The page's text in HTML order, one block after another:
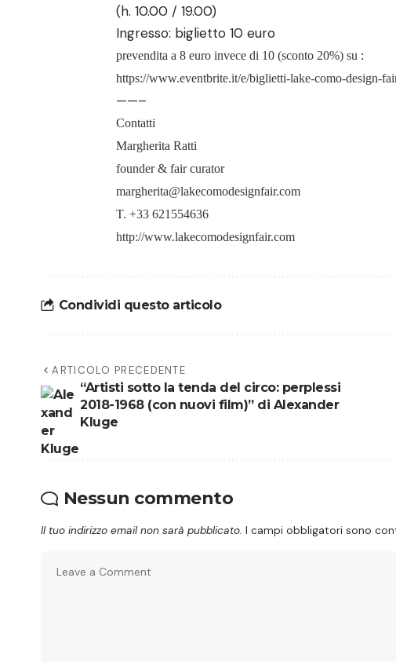
(h. 10.00 / 19.00)
Ingresso: biglietto 10 euro
prevendita a 8 euro invece di 10 (sconto 20%) su :
https://www.eventbrite.it/e/biglietti-lake-como-design-
——–
Contatti
Margherita Ratti
founder & fair curator
margherita@lakecomodesignfair.com
T. +33 621554636
http://www.lakecomodesignfair.com
Condividi questo articolo
ARTICOLO PRECEDENTE
“Artisti sotto la tenda del circo: perplessi
2018-1968 (con nuovi film)” di Alexander
Kluge
Nessun commento
Il tuo indirizzo email non sarà pubblicato. I campi obbligatori sono